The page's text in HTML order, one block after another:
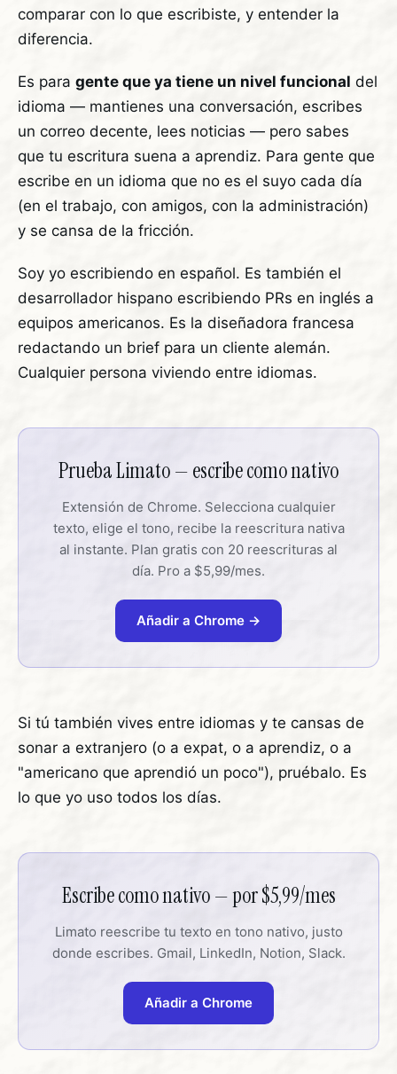
comparar con lo que escribiste, y entender la
diferencia.
Es para gente que ya tiene un nivel funcional del
idioma — mantienes una conversación, escribes
un correo decente, lees noticias — pero sabes
que tu escritura suena a aprendiz. Para gente que
escribe en un idioma que no es el suyo cada día
(en el trabajo, con amigos, con la administración)
y se cansa de la fricción.
Soy yo escribiendo en español. Es también el
desarrollador hispano escribiendo PRs en inglés a
equipos americanos. Es la diseñadora francesa
redactando un brief para un cliente alemán.
Cualquier persona viviendo entre idiomas.
Prueba Limato — escribe como nativo
Extensión de Chrome. Selecciona cualquier
texto, elige el tono, recibe la reescritura nativa
al instante. Plan gratis con 20 reescrituras al
día. Pro a $5,99/mes.
Añadir a Chrome →
Si tú también vives entre idiomas y te cansas de
sonar a extranjero (o a expat, o a aprendiz, o a
"americano que aprendió un poco"), pruébalo. Es
lo que yo uso todos los días.
Escribe como nativo — por $5,99/mes
Limato reescribe tu texto en tono nativo, justo
donde escribes. Gmail, LinkedIn, Notion, Slack.
Añadir a Chrome